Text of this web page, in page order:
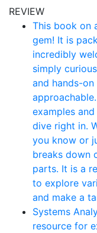
REVIEW
This book on
gem! It is
incredibly
simply
and hands-
examples
dive right in.
you know or
breaks down
parts. It is a
to explore
and make a
Systems
resource for